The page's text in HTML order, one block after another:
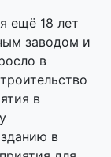
ещё 18 лет
заводом и
в
в
в